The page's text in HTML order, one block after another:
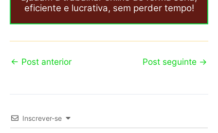
eficiente e lucrativa, sem perder tempo!
← Post anterior Post seguinte →
Inscrever-se